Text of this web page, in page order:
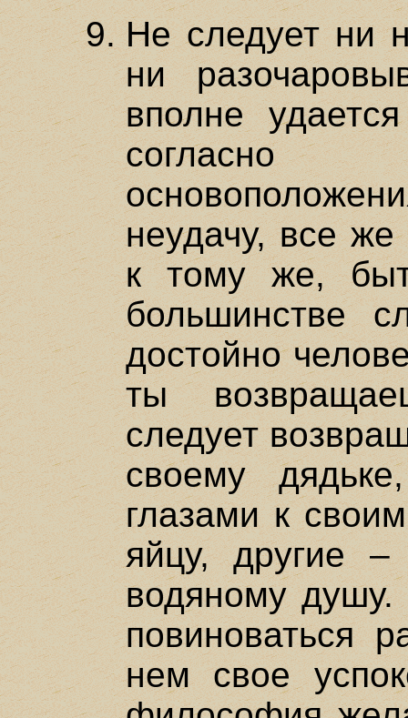
Не следует ни
ни
вполне
неудачу, все
к тому же,
большинстве
достойно
ты
следует
своему
глазами к
яйцу, другие
водяному душу.
повиноваться
нем свое